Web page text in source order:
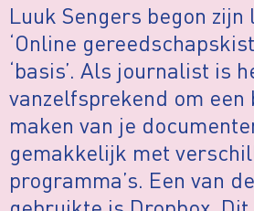
Luuk Sengers begon zijn
‘Online
‘basis’. Als journalist is
vanzelfsprekend om een
maken van je
gemakkelijk met
programma’s. Een van